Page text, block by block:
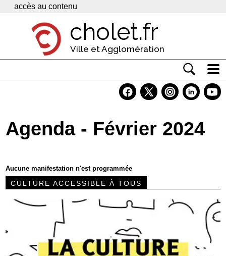
Panneau de gestion des cookies
accès au contenu
cholet.fr
Ville et Agglomération
Economie
Contacts
Agenda - Février 2024
Aucune manifestation n'est programmée
CULTURE ACCESSIBLE À TOUS